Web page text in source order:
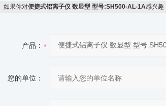
如果你对便捷式铝离子仪 数显型 型号:SH500-AL-1A感兴趣
产品：
您的单位：